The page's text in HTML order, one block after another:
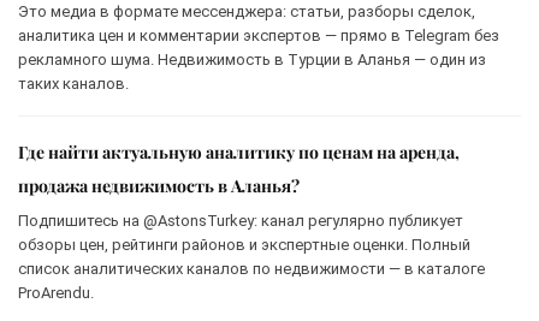
Это медиа в формате мессенджера: статьи, разборы сделок,
аналитика цен и комментарии экспертов — прямо в Telegram без
рекламного шума. Недвижимость в Турции в Аланья — один из
таких каналов.
Где найти актуальную аналитику по ценам на аренда,
продажа недвижимость в Аланья?
Подпишитесь на @AstonsTurkey: канал регулярно публикует
обзоры цен, рейтинги районов и экспертные оценки. Полный
список аналитических каналов по недвижимости — в каталоге
ProArendu.